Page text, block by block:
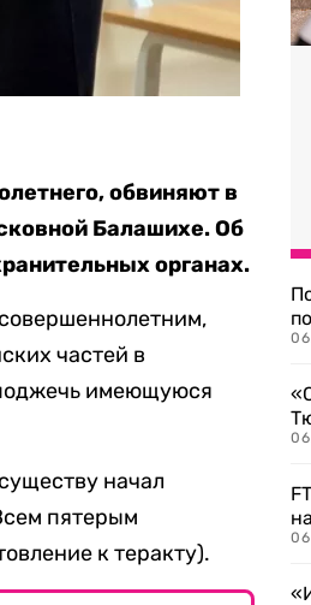
обвиняют в
Балашихе. Об
органах.
частей в
имеющуюся
начал
пятерым
к теракту).